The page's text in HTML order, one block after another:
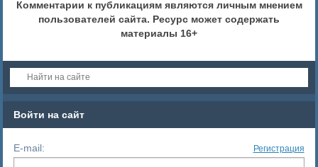
Комментарии к публикациям являются личным мнением
пользователей сайта. Ресурс может содержать
материалы 16+
Войти на сайт
E-mail: Регистрация